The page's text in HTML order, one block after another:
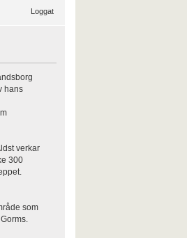
Loggat
hans
verkar
300
som